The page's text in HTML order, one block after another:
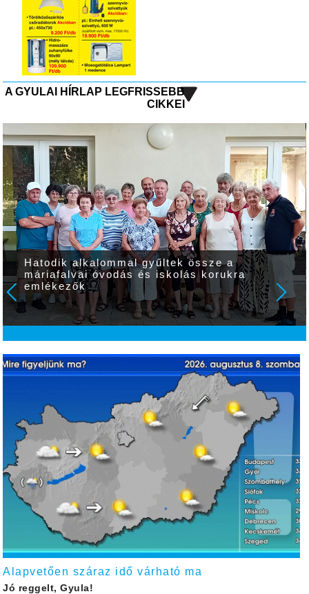
A GYULAI HÍRLAP LEGFRISSEBB
CIKKEI
Hatodik alkalommal gyűltek össze a
máriafalvai óvodás és iskolás korukra
emlékezők
Alapvetően száraz idő várható ma
Jó reggelt, Gyula!